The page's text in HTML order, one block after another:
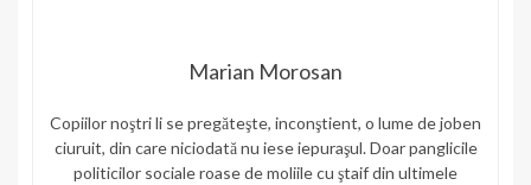
Marian Morosan
Copiilor noştri li se pregăteşte, inconştient, o lume de joben
ciuruit, din care niciodată nu iese iepuraşul. Doar panglicile
politicilor sociale roase de moliile cu ştaif din ultimele